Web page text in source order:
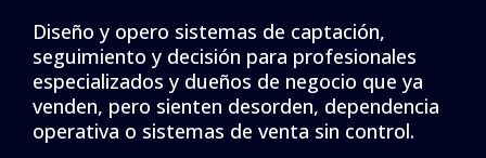
Diseño y opero sistemas de captación,
seguimiento y decisión para profesionales
especializados y dueños de negocio que ya
venden, pero sienten desorden, dependencia
operativa o sistemas de venta sin control.